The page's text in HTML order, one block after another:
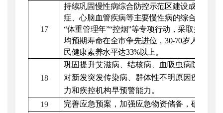
17
持续巩固慢性病综合防控示范区建设成果，
症、心脑血管疾病等主要慢性病的综合防控网
“体重管理年”“控烟”等专项行动，采取多种
均预期寿命在全市争先进位 ， 30-70岁人群重
民健康素养水平达33%以上。
18
巩固提升艾滋病、结核病、血吸虫病防控成
对新发突发传染病、群体性不明原因疾病及
力和疾控机构早预警能力。
19
完善应急预案，加强应急物资储备，确保突